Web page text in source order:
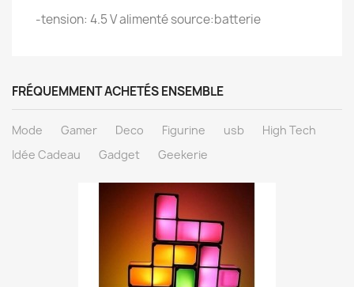
-tension: 4.5 V alimenté source:batterie
FRÉQUEMMENT ACHETÉS ENSEMBLE
Mode Gamer Deco Figurine usb
High Tech
Idée Cadeau
Gadget Geekerie